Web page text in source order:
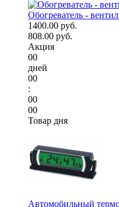
Обогреватель -
1400.00 руб.
808.00 руб.
Акция
00
дней
00
:
00
00
Товар дня
Автомобильный